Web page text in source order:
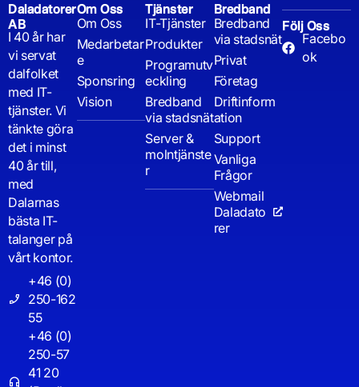
Daladatorer
AB
I 40 år har
vi servat
dalfolket
med IT-
tjänster. Vi
tänkte göra
det i minst
40 år till,
med
Dalarnas
bästa IT-
talanger på
vårt kontor.
+46 (0)
250-162
55
+46 (0)
250-57
41 20
Om Oss
Om Oss
Medarbetar
e
Sponsring
Vision
Tjänster
IT-Tjänster
Produkter
Programutv
eckling
Bredband
via stadsnät
Server &
molntjänste
r
Bredband
Bredband
via stadsnät
Privat
Företag
Driftinform
ation
Support
Vanliga
Frågor
Webmail
Daladato
rer
Följ Oss
Facebo
ok